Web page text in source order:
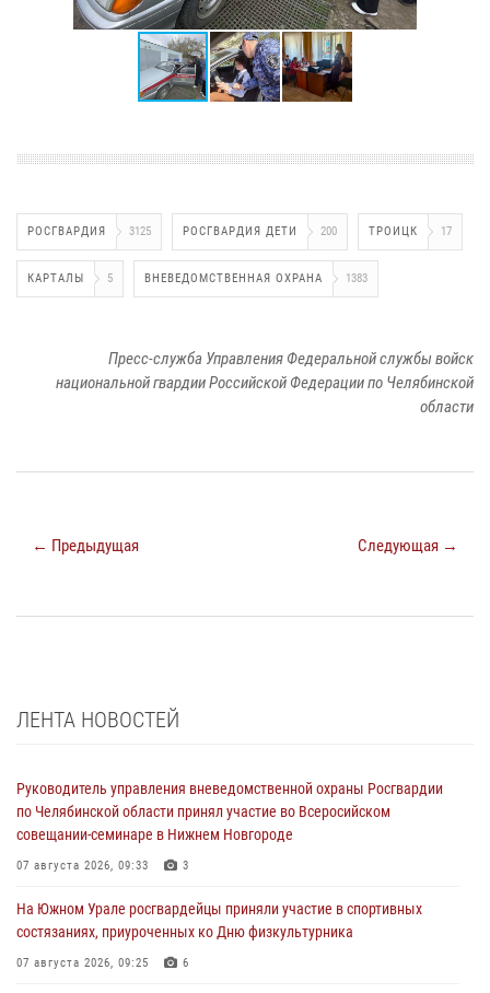
РОСГВАРДИЯ 3125 РОСГВАРДИЯ ДЕТИ 200 ТРОИЦК 17
КАРТАЛЫ 5 ВНЕВЕДОМСТВЕННАЯ ОХРАНА 1383
Пресс-служба Управления Федеральной службы войск
национальной гвардии Российской Федерации по Челябинской
области
← Предыдущая Следующая →
ЛЕНТА НОВОСТЕЙ
Руководитель управления вневедомственной охраны Росгвардии
по Челябинской области принял участие во Всеросийском
совещании-семинаре в Нижнем Новгороде
07 августа 2026, 09:33 3
На Южном Урале росгвардейцы приняли участие в спортивных
состязаниях, приуроченных ко Дню физкультурника
07 августа 2026, 09:25 6